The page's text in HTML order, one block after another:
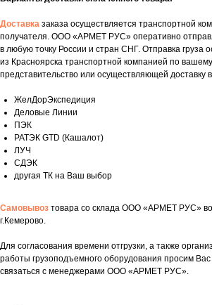
Доставка заказа осуществляется транспортной
получателя. ООО «АРМЕТ РУС» оперативно
в любую точку России и стран СНГ. Отправка груза
из Красноярска транспортной компанией по
представительство или осуществляющей доставку
ЖелДорЭкспедиция
Деловые Линии
ПЭК
РАТЭК GTD (Кашалот)
ЛУЧ
СДЭК
другая ТК на Ваш выбор
Самовывоз товара со склада ООО «АРМЕТ РУС»
г.Кемерово.
Для согласования времени отгрузки, а также
работы грузоподъемного оборудования просим
связаться с менеджерами ООО «АРМЕТ РУС».
Укажите номер телефона и ваше имя.
Мы свяжемся с вами сегодня в рабочее
время.